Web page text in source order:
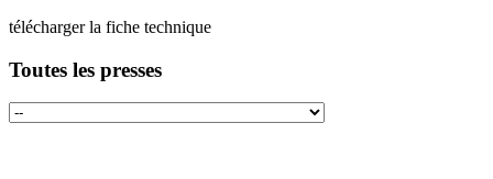
télécharger la fiche technique
Toutes les presses